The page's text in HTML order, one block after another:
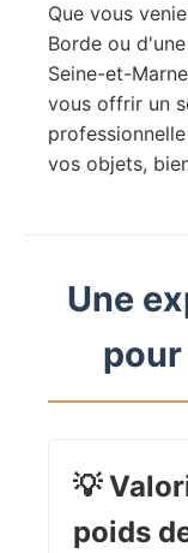
Que vous
Borde ou
Seine-et-
vous offrir un
vos objets,
Une
💡
poids